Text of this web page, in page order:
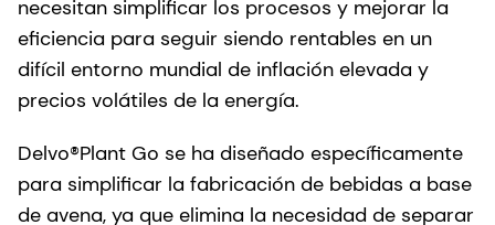
necesitan simplificar los procesos y mejorar la
eficiencia para seguir siendo rentables en un
difícil entorno mundial de inflación elevada y
precios volátiles de la energía.
Delvo®Plant Go se ha diseñado específicamente
para simplificar la fabricación de bebidas a base
de avena, ya que elimina la necesidad de separar